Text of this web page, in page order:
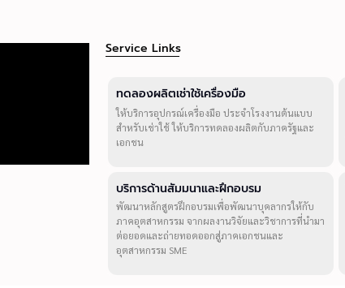
Service Links
ทดลองผลิตเช่าใช้เครื่องมือ
ให้บริการอุปกรณ์เครื่องมือ ประจำโรงงานต้นแบบ
สำหรับเช่าใช้ ให้บริการทดลองผลิตกับภาครัฐและ
เอกชน
บริการด้านสัมมนาและฝึกอบรม
พัฒนาหลักสูตรฝึกอบรมเพื่อพัฒนาบุคลากรให้กับ
ภาคอุตสาหกรรม จากผลงานวิจัยและวิชาการที่นำมา
ต่อยอดและถ่ายทอดออกสู่ภาคเอกชนและ
อุตสาหกรรม SME